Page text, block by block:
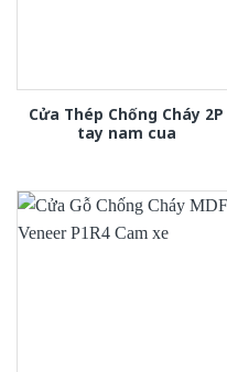
Cửa Thép Chống Cháy 2P
tay nam cua